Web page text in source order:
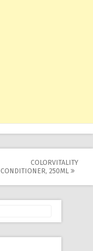
COLORVITALITY
CONDITIONER, 250ML